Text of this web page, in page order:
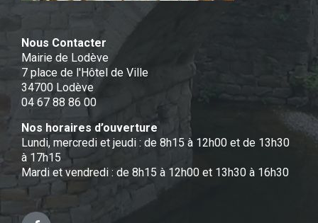
Nous Contacter
Mairie de Lodève
7 place de l'Hôtel de Ville
34700 Lodève
04 67 88 86 00
Nos horaires d’ouverture
Lundi, mercredi et jeudi : de 8h15 à 12h00 et de 13h30
à 17h15
Mardi et vendredi : de 8h15 à 12h00 et 13h30 à 16h30